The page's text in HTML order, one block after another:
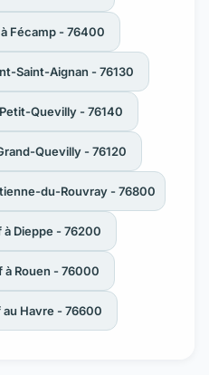
Fécamp - 76400
Saint-Aignan - 76130
Quevilly - 76140
Quevilly - 76120
du-Rouvray - 76800
Dieppe - 76200
à Rouen - 76000
Havre - 76600